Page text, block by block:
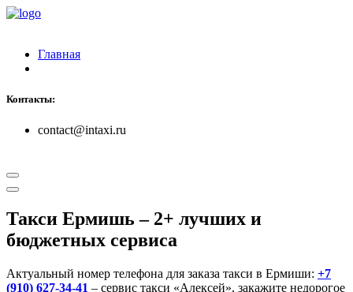
Главная
Контакты:
contact@intaxi.ru
Такси Ермишь – 2+ лучших и
бюджетных сервиса
Актуальный номер телефона для заказа такси в Ермиши: +7
(910) 627-34-41 – сервис такси «Алексей», закажите недорогое